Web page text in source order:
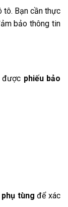
tô. Bạn cần thực
bảo thông tin
được phiếu bảo
tùng để xác